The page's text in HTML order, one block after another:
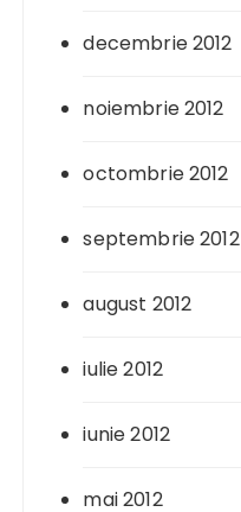
decembrie 2012
noiembrie 2012
octombrie 2012
septembrie 2012
august 2012
iulie 2012
iunie 2012
mai 2012